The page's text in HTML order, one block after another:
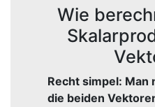
Wie
Recht simpel: Man
die beiden